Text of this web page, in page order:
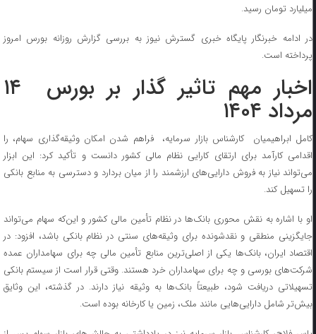
میلیارد تومان رسید.
در ادامه خبرنگار پایگاه خبری گسترش نیوز به بررسی گزارش روزانه بورس امروز
پرداخته است.
اخبار مهم تاثیر گذار بر بورس ۱۴
مرداد ۱۴۰۴
کامل ابراهیمیان کارشناس بازار سرمایه، فراهم شدن امکان وثیقه‌گذاری سهام، را
اقدامی کارآمد برای ارتقای کارایی نظام مالی کشور دانست و تأکید کرد: این ابزار
می‌تواند نیاز به فروش دارایی‌های ارزشمند را از میان بردارد و دسترسی به منابع بانکی
را تسهیل کند.
او با اشاره به نقش محوری بانک‌ها در نظام تأمین مالی کشور و این‌که سهام می‌تواند
جایگزینی منطقی و نقدشونده برای وثیقه‌های سنتی در نظام بانکی باشد، افزود: در
اقتصاد ایران، بانک‌ها یکی از اصلی‌ترین منابع تأمین مالی چه برای سهامداران عمده
شرکت‌های بورسی و چه برای سهامداران خرد هستند. وقتی قرار است از سیستم بانکی
تسهیلاتی دریافت شود، طبیعتاً بانک‌ها به وثیقه نیاز دارند. در گذشته، این وثایق
بیش‌تر شامل دارایی‌هایی مانند ملک، زمین یا کارخانه بوده‌ است.